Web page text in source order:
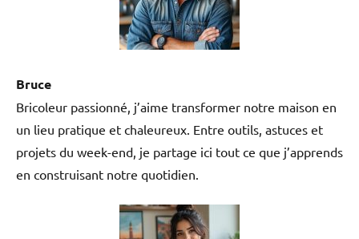
Bruce
Bricoleur passionné, j’aime transformer notre maison en
un lieu pratique et chaleureux. Entre outils, astuces et
projets du week-end, je partage ici tout ce que j’apprends
en construisant notre quotidien.